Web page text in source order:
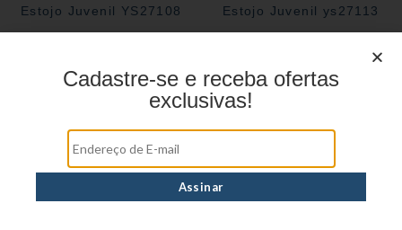
Estojo Juvenil YS27108 Estojo Juvenil ys27113
Cadastre-se e receba ofertas
exclusivas!